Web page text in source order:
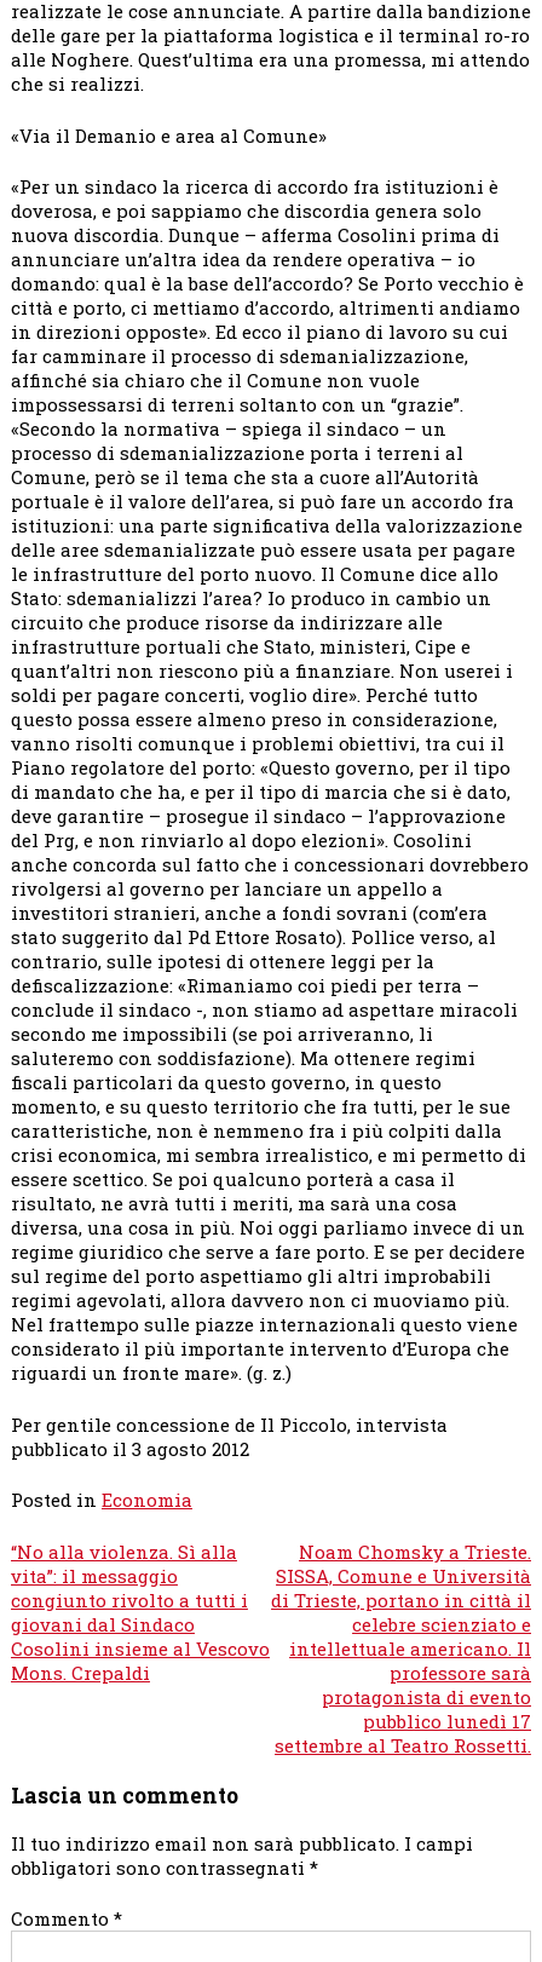
realizzate le cose annunciate. A partire dalla bandizione
delle gare per la piattaforma logistica e il terminal ro-ro
alle Noghere. Quest’ultima era una promessa, mi attendo
che si realizzi.
«Via il Demanio e area al Comune»
«Per un sindaco la ricerca di accordo fra istituzioni è
doverosa, e poi sappiamo che discordia genera solo
nuova discordia. Dunque – afferma Cosolini prima di
annunciare un’altra idea da rendere operativa – io
domando: qual è la base dell’accordo? Se Porto vecchio è
città e porto, ci mettiamo d’accordo, altrimenti andiamo
in direzioni opposte». Ed ecco il piano di lavoro su cui
far camminare il processo di sdemanializzazione,
affinché sia chiaro che il Comune non vuole
impossessarsi di terreni soltanto con un “grazie”.
«Secondo la normativa – spiega il sindaco – un
processo di sdemanializzazione porta i terreni al
Comune, però se il tema che sta a cuore all’Autorità
portuale è il valore dell’area, si può fare un accordo fra
istituzioni: una parte significativa della valorizzazione
delle aree sdemanializzate può essere usata per pagare
le infrastrutture del porto nuovo. Il Comune dice allo
Stato: sdemanializzi l’area? Io produco in cambio un
circuito che produce risorse da indirizzare alle
infrastrutture portuali che Stato, ministeri, Cipe e
quant’altri non riescono più a finanziare. Non userei i
soldi per pagare concerti, voglio dire». Perché tutto
questo possa essere almeno preso in considerazione,
vanno risolti comunque i problemi obiettivi, tra cui il
Piano regolatore del porto: «Questo governo, per il tipo
di mandato che ha, e per il tipo di marcia che si è dato,
deve garantire – prosegue il sindaco – l’approvazione
del Prg, e non rinviarlo al dopo elezioni». Cosolini
anche concorda sul fatto che i concessionari dovrebbero
rivolgersi al governo per lanciare un appello a
investitori stranieri, anche a fondi sovrani (com’era
stato suggerito dal Pd Ettore Rosato). Pollice verso, al
contrario, sulle ipotesi di ottenere leggi per la
defiscalizzazione: «Rimaniamo coi piedi per terra –
conclude il sindaco -, non stiamo ad aspettare miracoli
secondo me impossibili (se poi arriveranno, li
saluteremo con soddisfazione). Ma ottenere regimi
fiscali particolari da questo governo, in questo
momento, e su questo territorio che fra tutti, per le sue
caratteristiche, non è nemmeno fra i più colpiti dalla
crisi economica, mi sembra irrealistico, e mi permetto di
essere scettico. Se poi qualcuno porterà a casa il
risultato, ne avrà tutti i meriti, ma sarà una cosa
diversa, una cosa in più. Noi oggi parliamo invece di un
regime giuridico che serve a fare porto. E se per decidere
sul regime del porto aspettiamo gli altri improbabili
regimi agevolati, allora davvero non ci muoviamo più.
Nel frattempo sulle piazze internazionali questo viene
considerato il più importante intervento d’Europa che
riguardi un fronte mare». (g. z.)
Per gentile concessione de Il Piccolo, intervista
pubblicato il 3 agosto 2012
Posted in Economia
Navigazione
articoli
“No alla violenza. Sì alla
vita”: il messaggio
congiunto rivolto a tutti i
giovani dal Sindaco
Cosolini insieme al Vescovo
Mons. Crepaldi
Noam Chomsky a Trieste.
SISSA, Comune e Università
di Trieste, portano in città il
celebre scienziato e
intellettuale americano. Il
professore sarà
protagonista di evento
pubblico lunedì 17
settembre al Teatro Rossetti.
Lascia un commento
Il tuo indirizzo email non sarà pubblicato. I campi
obbligatori sono contrassegnati *
Commento *